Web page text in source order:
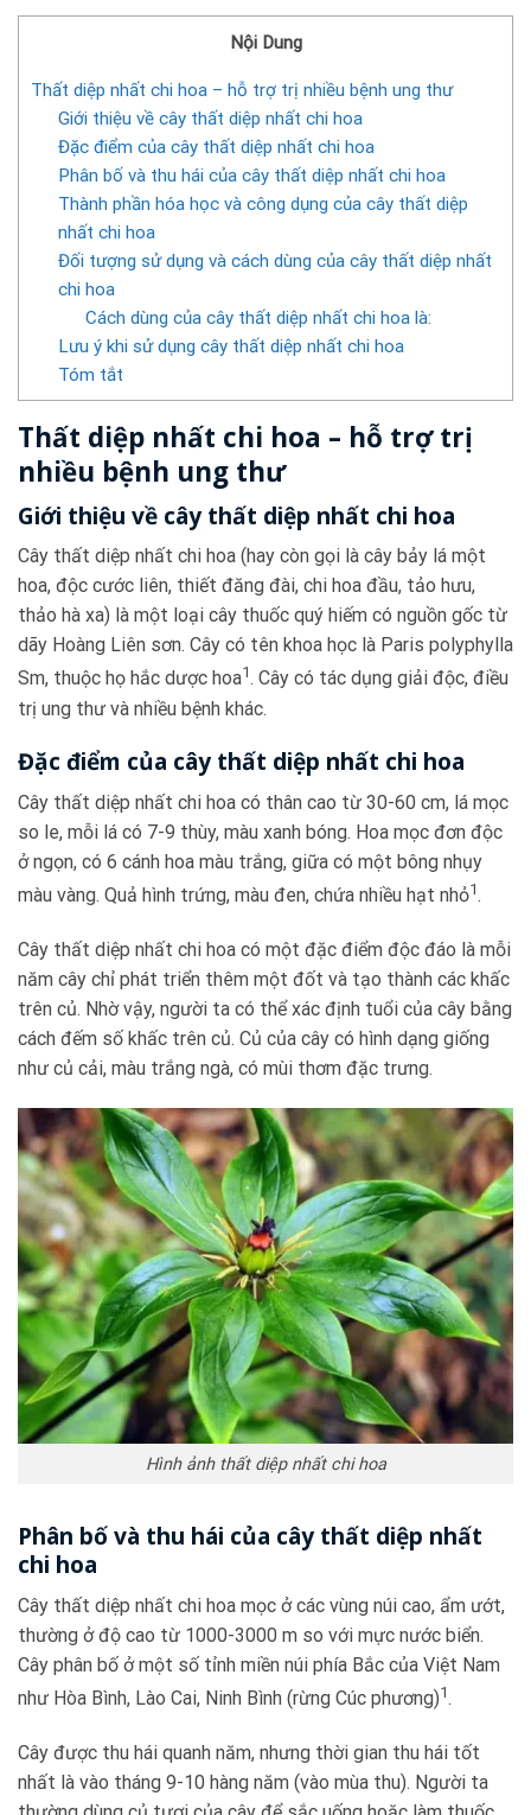
Nội Dung
Thất diệp nhất chi hoa – hỗ trợ trị nhiều bệnh ung thư
Giới thiệu về cây thất diệp nhất chi hoa
Đặc điểm của cây thất diệp nhất chi hoa
Phân bố và thu hái của cây thất diệp nhất chi hoa
Thành phần hóa học và công dụng của cây thất diệp
nhất chi hoa
Đối tượng sử dụng và cách dùng của cây thất diệp nhất
chi hoa
Cách dùng của cây thất diệp nhất chi hoa là:
Lưu ý khi sử dụng cây thất diệp nhất chi hoa
Tóm tắt
Thất diệp nhất chi hoa – hỗ trợ trị
nhiều bệnh ung thư
Giới thiệu về cây thất diệp nhất chi hoa
Cây thất diệp nhất chi hoa (hay còn gọi là cây bảy lá một
hoa, độc cước liên, thiết đăng đài, chi hoa đầu, tảo hưu,
thảo hà xa) là một loại cây thuốc quý hiếm có nguồn gốc từ
dãy Hoàng Liên sơn. Cây có tên khoa học là Paris polyphylla
Sm, thuộc họ hắc dược hoa1. Cây có tác dụng giải độc, điều
trị ung thư và nhiều bệnh khác.
Đặc điểm của cây thất diệp nhất chi hoa
Cây thất diệp nhất chi hoa có thân cao từ 30-60 cm, lá mọc
so le, mỗi lá có 7-9 thùy, màu xanh bóng. Hoa mọc đơn độc
ở ngọn, có 6 cánh hoa màu trắng, giữa có một bông nhụy
màu vàng. Quả hình trứng, màu đen, chứa nhiều hạt nhỏ1.
Cây thất diệp nhất chi hoa có một đặc điểm độc đáo là mỗi
năm cây chỉ phát triển thêm một đốt và tạo thành các khấc
trên củ. Nhờ vậy, người ta có thể xác định tuổi của cây bằng
cách đếm số khấc trên củ. Củ của cây có hình dạng giống
như củ cải, màu trắng ngà, có mùi thơm đặc trưng.
Hình ảnh thất diệp nhất chi hoa
Phân bố và thu hái của cây thất diệp nhất
chi hoa
Cây thất diệp nhất chi hoa mọc ở các vùng núi cao, ẩm ướt,
thường ở độ cao từ 1000-3000 m so với mực nước biển.
Cây phân bố ở một số tỉnh miền núi phía Bắc của Việt Nam
như Hòa Bình, Lào Cai, Ninh Bình (rừng Cúc phương)1.
Cây được thu hái quanh năm, nhưng thời gian thu hái tốt
nhất là vào tháng 9-10 hàng năm (vào mùa thu). Người ta